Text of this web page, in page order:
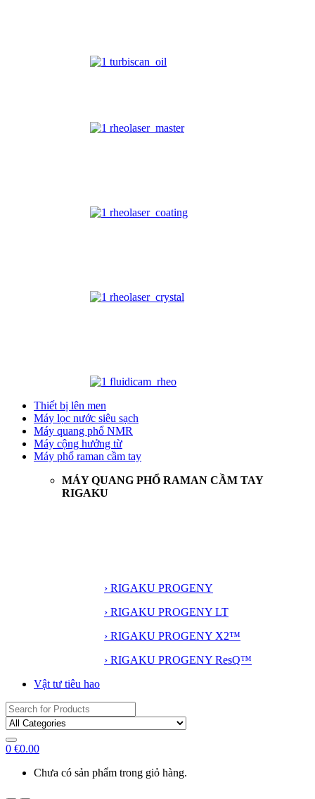
Thiết bị lên men
Máy lọc nước siêu sạch
Máy quang phổ NMR
Máy cộng hưởng từ
Máy phổ raman cầm tay
MÁY QUANG PHỔ RAMAN CẦM TAY
RIGAKU
› RIGAKU PROGENY
› RIGAKU PROGENY LT
› RIGAKU PROGENY X2™
› RIGAKU PROGENY ResQ™
Vật tư tiêu hao
Search
for:
0 €0.00
Chưa có sản phẩm trong giỏ hàng.